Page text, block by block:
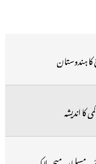
ہندوستان
اندیشہ